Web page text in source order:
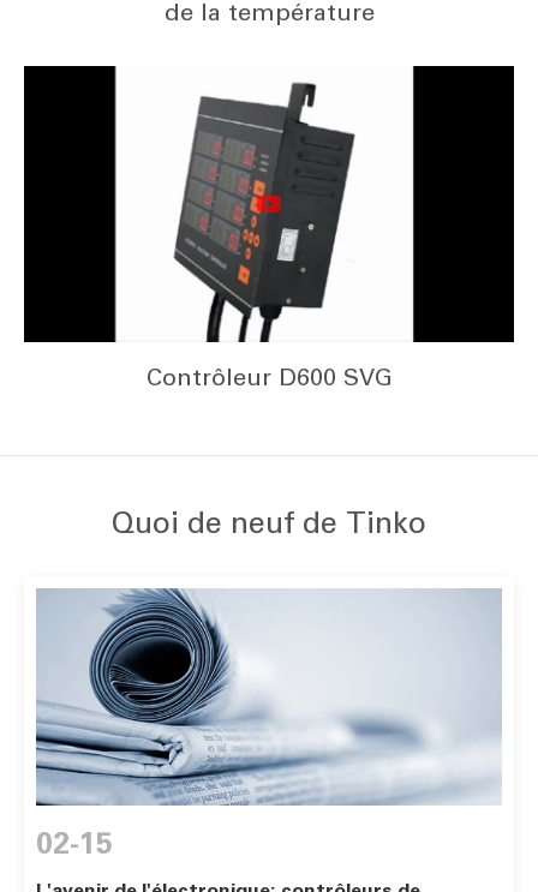
de la température
Contrôleur D600 SVG
Quoi de neuf de Tinko
02-15